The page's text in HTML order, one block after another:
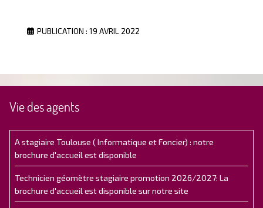
PUBLICATION : 19 AVRIL 2022
Vie des agents
A stagiaire Toulouse ( Informatique et Foncier) : notre
brochure d'accueil est disponible
Technicien géomètre stagiaire promotion 2026/2027: La
brochure d'accueil est disponible sur notre site